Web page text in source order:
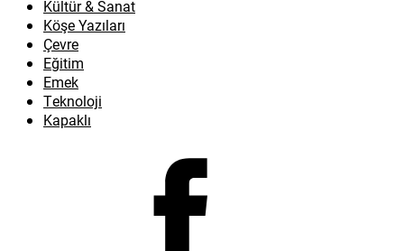
Kültür & Sanat
Köşe Yazıları
Çevre
Eğitim
Emek
Teknoloji
Kapaklı